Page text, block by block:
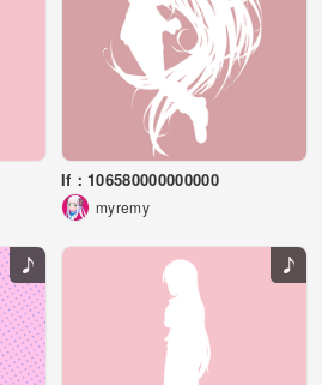
If：106580000000000
myremy